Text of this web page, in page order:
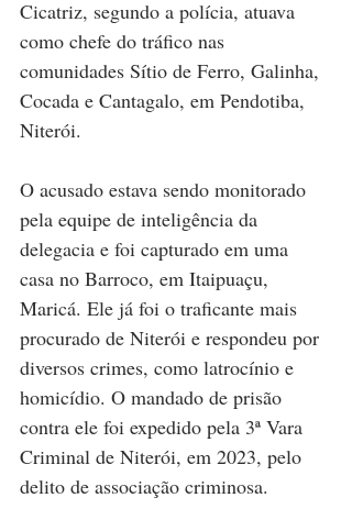
Cicatriz, segundo a polícia, atuava
como chefe do tráfico nas
comunidades Sítio de Ferro, Galinha,
Cocada e Cantagalo, em Pendotiba,
Niterói.
O acusado estava sendo monitorado
pela equipe de inteligência da
delegacia e foi capturado em uma
casa no Barroco, em Itaipuaçu,
Maricá. Ele já foi o traficante mais
procurado de Niterói e respondeu por
diversos crimes, como latrocínio e
homicídio. O mandado de prisão
contra ele foi expedido pela 3ª Vara
Criminal de Niterói, em 2023, pelo
delito de associação criminosa.